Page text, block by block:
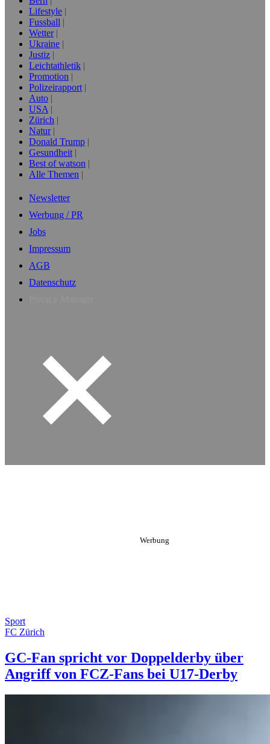
Lifestyle
Fussball
Wetter
Ukraine
Justiz
Leichtathletik
Promotion
Polizeirapport
Auto
USA
Zürich
Natur
Donald Trump
Gesundheit
Best of watson
Alle Themen
Newsletter
Werbung / PR
Jobs
Impressum
AGB
Datenschutz
Sport
FC Zürich
GC-Fan spricht vor Doppelderby über
Angriff von FCZ-Fans bei U17-Derby